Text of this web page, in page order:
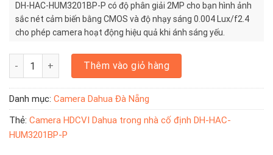
DH-HAC-HUM3201BP-P có độ phân giải 2MP cho bạn hình ảnh
sắc nét cảm biến bằng CMOS và độ nhạy sáng 0.004 Lux/f2.4
cho phép camera hoạt động hiệu quả khi ánh sáng yếu.
Camera HDCVI Dahua trong nhà cố định DH-HAC-HUM3201BP-P
Thêm vào giỏ hàng
Danh mục: Camera Dahua Đà Nẵng
Thẻ: Camera HDCVI Dahua trong nhà cố định DH-HAC-
HUM3201BP-P